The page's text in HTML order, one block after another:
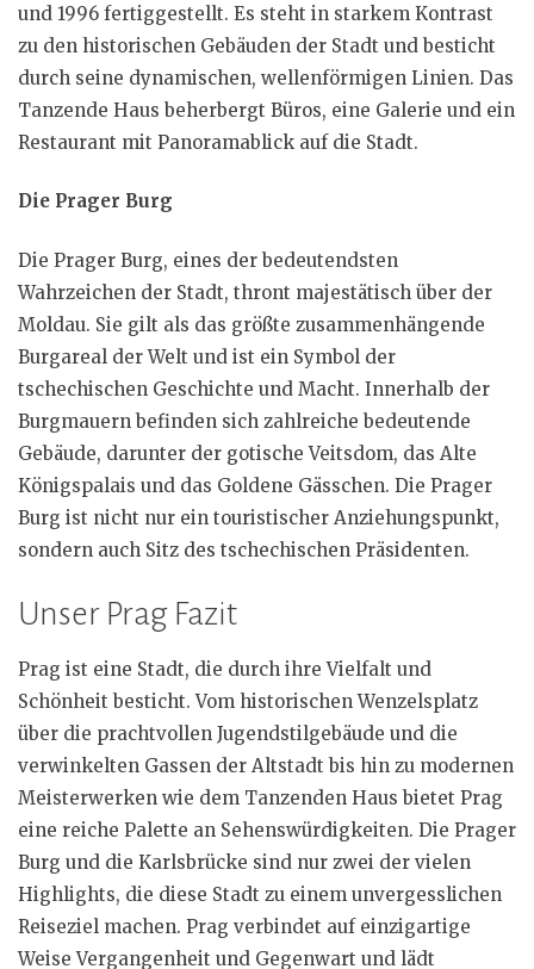
und 1996 fertiggestellt. Es steht in starkem Kontrast
zu den historischen Gebäuden der Stadt und besticht
durch seine dynamischen, wellenförmigen Linien. Das
Tanzende Haus beherbergt Büros, eine Galerie und ein
Restaurant mit Panoramablick auf die Stadt.
Die Prager Burg
Die Prager Burg, eines der bedeutendsten
Wahrzeichen der Stadt, thront majestätisch über der
Moldau. Sie gilt als das größte zusammenhängende
Burgareal der Welt und ist ein Symbol der
tschechischen Geschichte und Macht. Innerhalb der
Burgmauern befinden sich zahlreiche bedeutende
Gebäude, darunter der gotische Veitsdom, das Alte
Königspalais und das Goldene Gässchen. Die Prager
Burg ist nicht nur ein touristischer Anziehungspunkt,
sondern auch Sitz des tschechischen Präsidenten.
Unser Prag Fazit
Prag ist eine Stadt, die durch ihre Vielfalt und
Schönheit besticht. Vom historischen Wenzelsplatz
über die prachtvollen Jugendstilgebäude und die
verwinkelten Gassen der Altstadt bis hin zu modernen
Meisterwerken wie dem Tanzenden Haus bietet Prag
eine reiche Palette an Sehenswürdigkeiten. Die Prager
Burg und die Karlsbrücke sind nur zwei der vielen
Highlights, die diese Stadt zu einem unvergesslichen
Reiseziel machen. Prag verbindet auf einzigartige
Weise Vergangenheit und Gegenwart und lädt